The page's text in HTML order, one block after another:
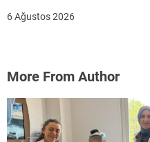
6 Ağustos 2026
More From Author